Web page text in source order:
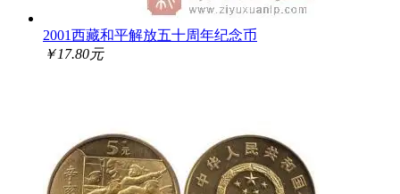
2001西藏和平解放五十周年纪念币
￥17.80元